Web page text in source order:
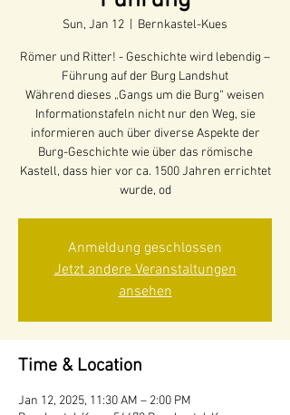
Sun, Jan 12 Bernkastel-Kues
Römer und Ritter! - Geschichte wird lebendig –
Führung auf der Burg Landshut
Während dieses „Gangs um die Burg“ weisen
Informationstafeln nicht nur den Weg, sie
informieren auch über diverse Aspekte der
Burg-Geschichte wie über das römische
Kastell, dass hier vor ca. 1500 Jahren errichtet
wurde, od
Anmeldung geschlossen
Jetzt andere Veranstaltungen
ansehen
Time & Location
Jan 12, 2025, 11:30 AM – 2:00 PM